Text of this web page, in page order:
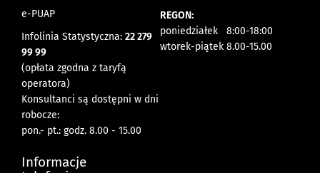
e-PUAP
Infolinia Statystyczna: 22 279
99 99
(opłata zgodna z taryfą
operatora)
Konsultanci są dostępni w dni
robocze:
pon.- pt.: godz. 8.00 - 15.00
REGON:
poniedziałek 8:00-18:00
wtorek-piątek 8.00-15.00
Informacje